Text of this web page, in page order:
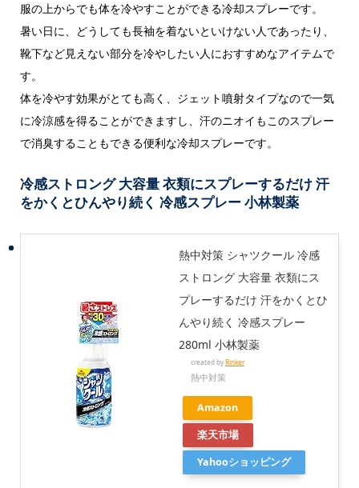
服の上からでも体を冷やすことができる冷却スプレーです。
暑い日に、どうしても長袖を着ないといけない人であったり、
靴下など見えない部分を冷やしたい人におすすめなアイテムで
す。
体を冷やす効果がとても高く、ジェット噴射タイプなので一気
に冷涼感を得ることができますし、汗のニオイもこのスプレー
で消臭することもできる便利な冷却スプレーです。
冷感ストロング 大容量 衣類にスプレーするだけ 汗
をかくとひんやり続く 冷感スプレー 小林製薬
熱中対策 シャツクール 冷感
ストロング 大容量 衣類にス
プレーするだけ 汗をかくとひ
んやり続く 冷感スプレー
280ml 小林製薬
created byRinker
熱中対策
Amazon
楽天市場
Yahooショッピング